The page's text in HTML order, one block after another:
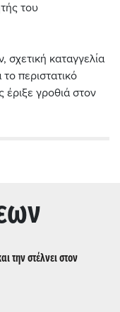
του
σχετική καταγγελία
περιστατικό
έριξε γροθιά στον
την στέλνει στον